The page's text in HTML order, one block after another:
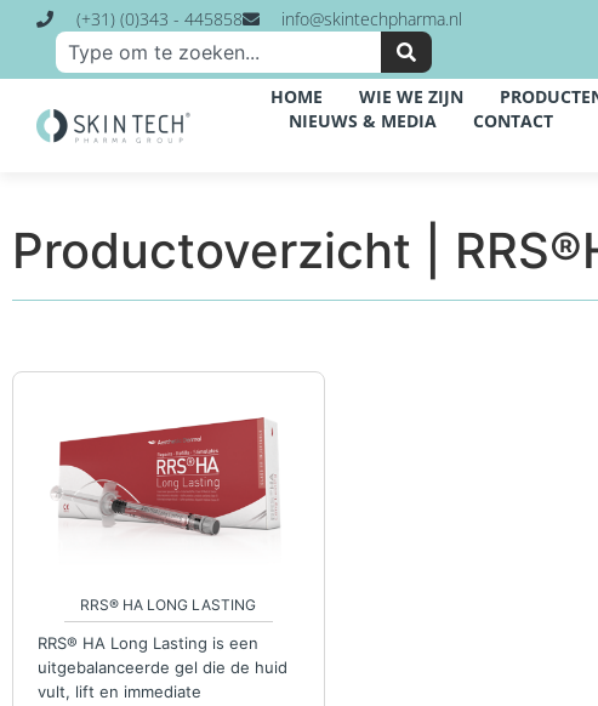
(+31) (0)343 - 445858
info@skintechpharma.nl
HOME WIE WE ZIJN
NIEUWS & MEDIA
CONTACT
Productoverzicht |
RRS® HA LONG LASTING
RRS® HA Long Lasting is een
uitgebalanceerde gel die de huid
vult, lift en immediate